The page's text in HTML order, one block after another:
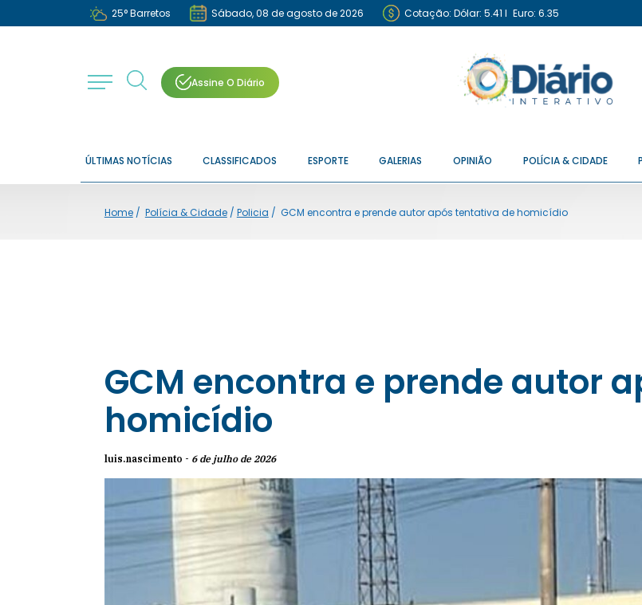
25°Barretos Sábado, 08 de agosto de 2026 Cotação: Dólar: 5.41 I Euro: 6.35
Assine O Diário
ÚLTIMAS NOTÍCIAS CLASSIFICADOS ESPORTE GALERIAS OPINIÃO POLÍCIA & CIDADE
Home/ Polícia & Cidade/ Policia / GCM encontra e prende autor após tentativa de homicídio
GCM encontra e prende autor
homicídio
luis.nascimento - 6 de julho de 2026